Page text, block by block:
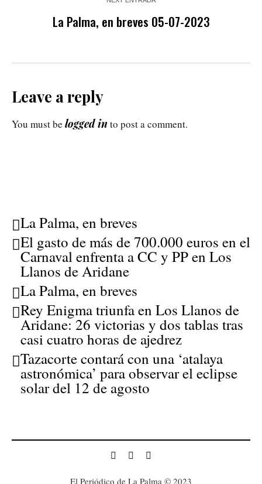
La Palma, en breves 05-07-2023
Leave a reply
You must be logged in to post a comment.
La Palma, en breves
El gasto de más de 700.000 euros en el
Carnaval enfrenta a CC y PP en Los
Llanos de Aridane
La Palma, en breves
Rey Enigma triunfa en Los Llanos de
Aridane: 26 victorias y dos tablas tras
casi cuatro horas de ajedrez
Tazacorte contará con una ‘atalaya
astronómica’ para observar el eclipse
solar del 12 de agosto
El Periódico de La Palma © 2023